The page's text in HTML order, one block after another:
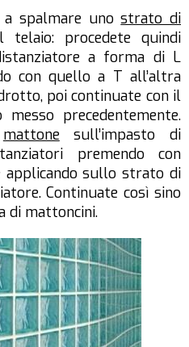
a spalmare unostrato di
procedete quindi
a forma di L
con quello a T all’altra
poi continuate con il
precedentemente.
mattone sull’impasto di
premendo con
applicando sullo strato di
Continuate così sino
di mattoncini.